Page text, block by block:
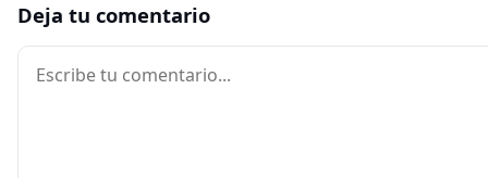
Deja tu comentario
Comentario